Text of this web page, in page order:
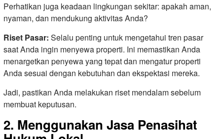
Perhatikan juga keadaan lingkungan sekitar: apakah aman,
nyaman, dan mendukung aktivitas Anda?
Riset Pasar: Selalu penting untuk mengetahui tren pasar
saat Anda ingin menyewa properti. Ini memastikan Anda
menargetkan penyewa yang tepat dan mengatur properti
Anda sesuai dengan kebutuhan dan ekspektasi mereka.
Jadi, pastikan Anda melakukan riset mendalam sebelum
membuat keputusan.
2. Menggunakan Jasa Penasihat